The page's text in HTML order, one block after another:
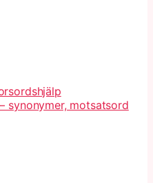
synonymer, motsatsord